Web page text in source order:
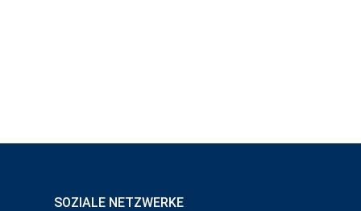
SOZIALE NETZWERKE